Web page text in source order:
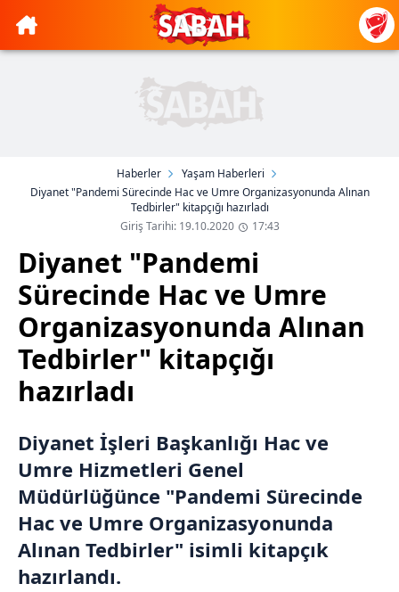
Haberler
Yaşam Haberleri
Diyanet "Pandemi Sürecinde Hac ve Umre Organizasyonunda Alınan
Tedbirler" kitapçığı hazırladı
Giriş Tarihi: 19.10.2020
17:43
Diyanet "Pandemi
Sürecinde Hac ve Umre
Organizasyonunda Alınan
Tedbirler" kitapçığı
hazırladı
Diyanet İşleri Başkanlığı Hac ve
Umre Hizmetleri Genel
Müdürlüğünce "Pandemi Sürecinde
Hac ve Umre Organizasyonunda
Alınan Tedbirler" isimli kitapçık
hazırlandı.